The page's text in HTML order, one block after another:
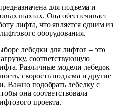
для подъема и
шахтах. Она обеспечивает
лифта, что является одним из
оборудования.
лебедки для лифтов – это
соответствующую
Различные модели лебедок
скорость подъема и другие
Важно подобрать лебедку с
она соответствовала
проекта.